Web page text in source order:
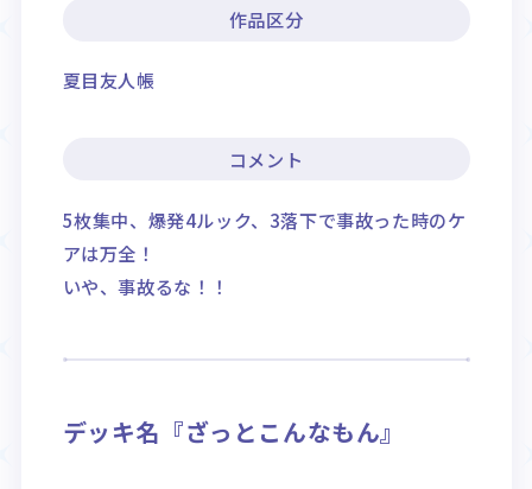
作品区分
夏目友人帳
コメント
5枚集中、爆発4ルック、3落下で事故った時のケ
アは万全！
いや、事故るな！！
デッキ名『ざっとこんなもん』